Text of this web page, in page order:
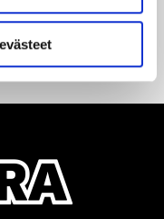
vuoden